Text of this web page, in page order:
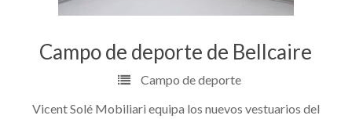
Campo de deporte de Bellcaire
Campo de deporte
Vicent Solé Mobiliari equipa los nuevos vestuarios del